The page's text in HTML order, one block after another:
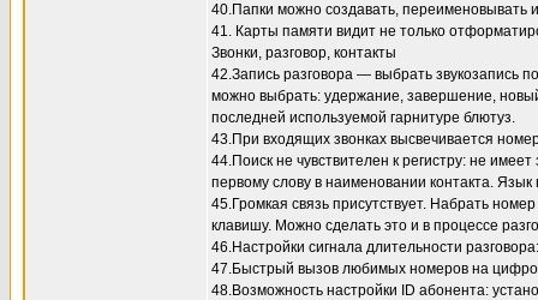
40.Папки можно создавать, переименовывать
41. Карты памяти видит не только
Звонки, разговор, контакты
42.Запись разговора — выбрать звукозапись
можно выбрать: удержание, завершение,
последней используемой гарнитуре блютуз.
43.При входящих звонках высвечивается
44.Поиск не чувствителен к регистру: не
первому слову в наименовании контакта.
45.Громкая связь присутствует. Набрать
клавишу. Можно сделать это и в процессе
46.Настройки сигнала длительности
47.Быстрый вызов любимых номеров на
48.Возможность настройки ID абонента: